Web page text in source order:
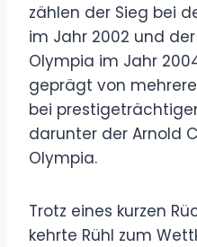
zählen der Sieg bei
im Jahr 2002 und der
Olympia im Jahr
geprägt von
bei
darunter der Arnold
Olympia.
Trotz eines kurzen
kehrte Rühl zum